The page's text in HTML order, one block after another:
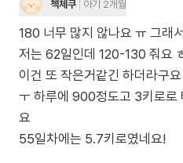
첵체쿠 아기 2개월
180 너무 많지 않나요 ㅠ 그래
저는 62일인데 120-130 줘요
이건 또 작은거같긴 하더라구
ㅜ 하루에 900정도고 3키로로
요
55일차에는 5.7키로였네요!